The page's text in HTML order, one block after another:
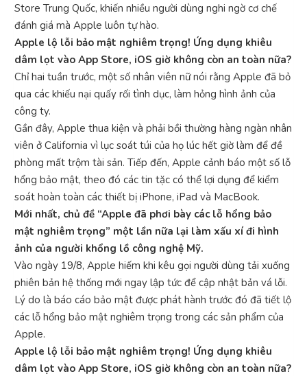
Store Trung Quốc, khiến nhiều người dùng nghi ngờ cơ chế
đánh giá mà Apple luôn tự hào.
Apple lộ lỗi bảo mật nghiêm trọng! Ứng dụng khiêu
dâm lọt vào App Store, iOS giờ không còn an toàn nữa?
Chỉ hai tuần trước, một số nhân viên nữ nói rằng Apple đã bỏ
qua các khiếu nại quấy rối tình dục, làm hỏng hình ảnh của
công ty.
Gần đây, Apple thua kiện và phải bồi thường hàng ngàn nhân
viên ở California vì lục soát túi của họ lúc hết giờ làm để đề
phòng mất trộm tài sản. Tiếp đến, Apple cảnh báo một số lỗ
hổng bảo mật, theo đó các tin tặc có thể lợi dụng để kiểm
soát hoàn toàn các thiết bị iPhone, iPad và MacBook.
Mới nhất, chủ đề “Apple đã phơi bày các lỗ hổng bảo
mật nghiêm trọng” một lần nữa lại làm xấu xí đi hình
ảnh của người khổng lồ công nghệ Mỹ.
Vào ngày 19/8, Apple hiếm khi kêu gọi người dùng tải xuống
phiên bản hệ thống mới ngay lập tức để cập nhật bản vá lỗi.
Lý do là báo cáo bảo mật được phát hành trước đó đã tiết lộ
các lỗ hổng bảo mật nghiêm trọng trong các sản phẩm của
Apple.
Apple lộ lỗi bảo mật nghiêm trọng! Ứng dụng khiêu
dâm lọt vào App Store, iOS giờ không còn an toàn nữa?